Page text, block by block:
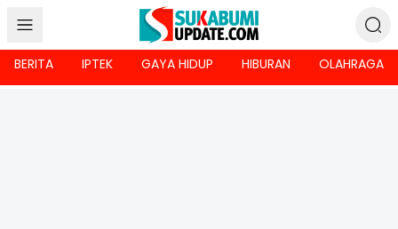
BERITA IPTEK GAYA HIDUP HIBURAN OLAHRAGA